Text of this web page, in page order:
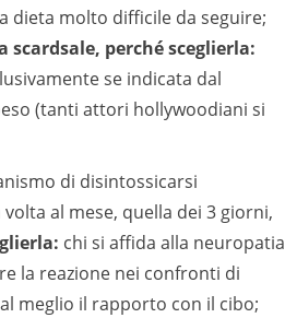
dieta molto difficile da seguire;
scardsale, perché sceglierla:
se indicata dal
(tanti attori hollywoodiani si
di disintossicarsi
al mese, quella dei 3 giorni,
chi si affida alla neuropatia
la reazione nei confronti di
meglio il rapporto con il cibo;